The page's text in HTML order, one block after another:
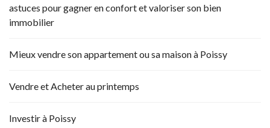
astuces pour gagner en confort et valoriser son bien
immobilier
Mieux vendre son appartement ou sa maison à Poissy
Vendre et Acheter au printemps
Investir à Poissy